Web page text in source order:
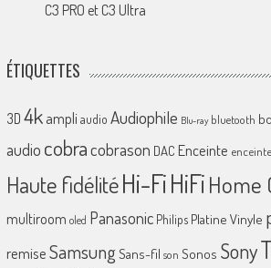
C3 PRO et C3 Ultra
ÉTIQUETTES
3D 4k ampliaudio Audiophile Blu-ray bluetooth
audio cobracobrason DAC Enceinte
Haute fidélitéHi-FiHiFiHome
multiroom oled Panasonic Philips Platine Vinyle
remiseSamsungSans-fil son Sonos Sony